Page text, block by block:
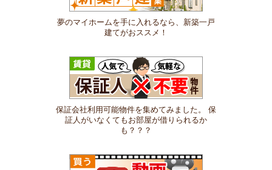
夢のマイホームを手に入れるなら、新築一戸
建てがおススメ！
保証会社利用可能物件を集めてみました。 保
証人がいなくてもお部屋が借りられるか
も？？？